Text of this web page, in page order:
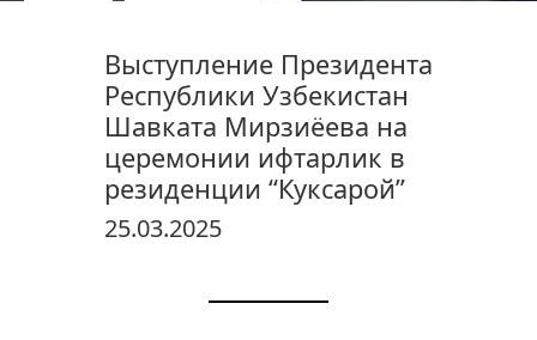
железнодорожной продукции
Выступление Президента
Республики Узбекистан
Шавката Мирзиёева на
церемонии ифтарлик в
резиденции “Куксарой”
25.03.2025